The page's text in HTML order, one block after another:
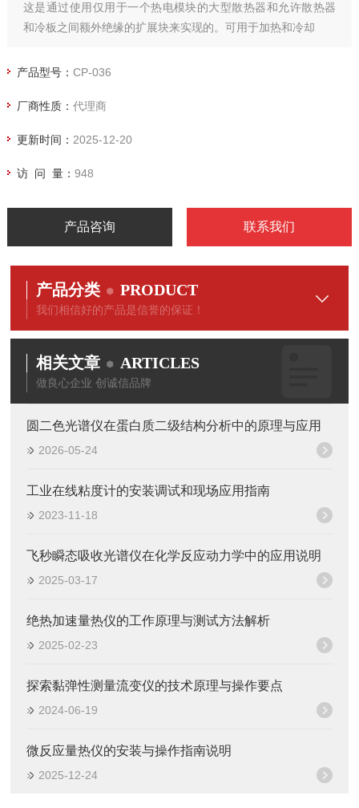
这是通过使用仅用于一个热电模块的大型散热器和允许散热器
和冷板之间额外绝缘的扩展块来实现的。可用于加热和冷却
产品型号： CP-036
厂商性质： 代理商
更新时间： 2025-12-20
访 问 量： 948
产品咨询 联系我们
产品分类 PRODUCT
我们相信好的产品是信誉的保证！
相关文章 ARTICLES
做良心企业 创诚信品牌
圆二色光谱仪在蛋白质二级结构分析中的原理与应用
2026-05-24
工业在线粘度计的安装调试和现场应用指南
2023-11-18
飞秒瞬态吸收光谱仪在化学反应动力学中的应用说明
2025-03-17
绝热加速量热仪的工作原理与测试方法解析
2025-02-23
探索黏弹性测量流变仪的技术原理与操作要点
2024-06-19
微反应量热仪的安装与操作指南说明
2025-12-24